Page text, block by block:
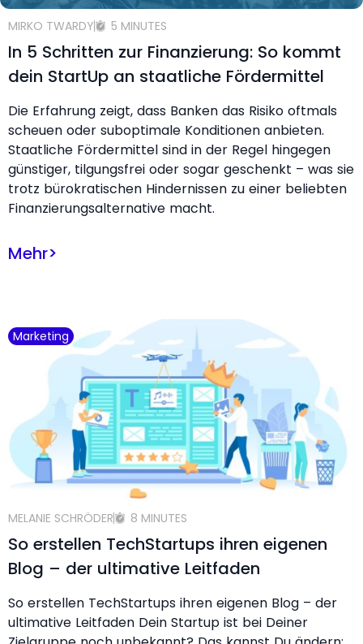
MIRKO TWARDY 5 MINUTES
In 5 Schritten zur Finanzierung: So kommt
dein StartUp an staatliche Fördermittel
Die Erfahrung zeigt, dass Banken das Risiko oftmals
scheuen oder suboptimale Konditionen anbieten.
Staatliche Fördermittel sind in der Regel hingegen
günstiger, tilgungsfrei oder sogar geschenkt – was sie
trotz bürokratischen Hindernissen zu einer beliebten
Finanzierungsalternative macht.
Mehr>
Marketing
MELANIE SCHRÖDER 8 MINUTES
So erstellen TechStartups ihren eigenen
Blog – der ultimative Leitfaden
So erstellen TechStartups ihren eigenen Blog – der
ultimative Leitfaden Dein Startup ist bei Deiner